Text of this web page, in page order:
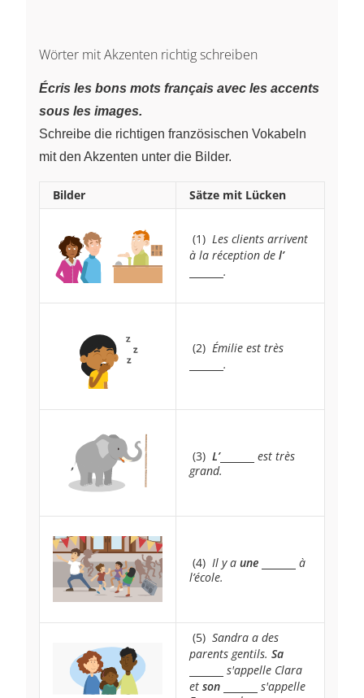
Wörter mit Akzenten richtig schreiben
Écris les bons mots français avec les accents
sous les images.
Schreibe die richtigen französischen Vokabeln
mit den Akzenten unter die Bilder.
Bilder Sätze mit Lücken
~(1) ~Les clients arrivent
à la réception de l’
.
~
(2) ~Émilie est très
.
~
(3) ~L’\underline{~\qquad~}
est très
grand.
~
(4) ~Il y a une
à
l’école.
~(5) ~Sandra a des
parents gentils. Sa
s'appelle Clara
et son \underline{~\qquad~}
s'appelle